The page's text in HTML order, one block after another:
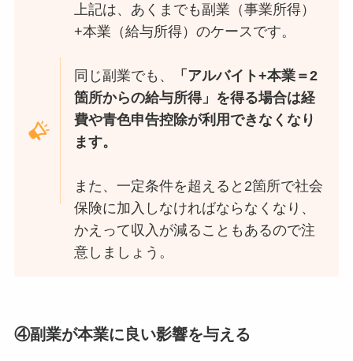
上記は、あくまでも副業（事業所得）
+本業（給与所得）のケースです。
同じ副業でも、
「アルバイト+本業＝2
箇所からの給与所得」を得る場合は経
費や青色申告控除が利用できなくなり
ます。
また、一定条件を超えると2箇所で社会
保険に加入しなければならなくなり、
かえって収入が減ることもあるので注
意しましょう。
④副業が本業に良い影響を与える